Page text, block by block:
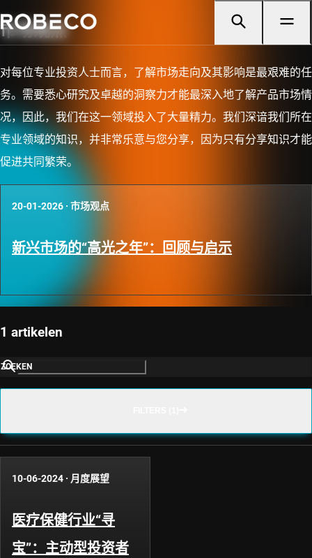
市场观点
对每位专业投资人士而言，了解市场走向及其影响是最艰难的任
务。需要悉心研究及卓越的洞察力才能最深入地了解产品市场情
况，因此，我们在这一领域投入了大量精力。我们深谙我们所在
专业领域的知识，并非常乐意与您分享，因为只有分享知识才能
促进共同繁荣。
20-01-2026 · 市场观点
新兴市场的“高光之年”：回顾与启示
1 artikelen
ZOEKEN
10-06-2024 · 月度展望
医疗保健行业“寻
宝”：主动型投资者